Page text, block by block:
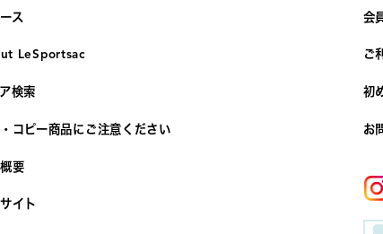
ス
LeSportsac
検索
コピー商品にご注意ください
要
イト
会
ご
初
お